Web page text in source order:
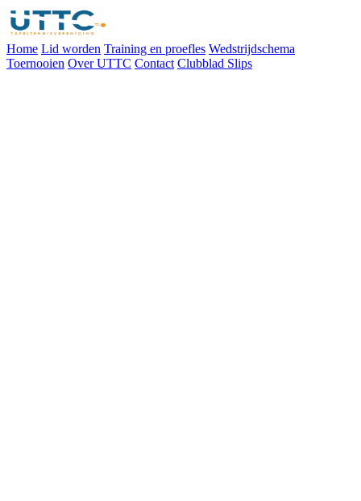
Home Lid worden Training en proefles Wedstrijdschema
Toernooien Over UTTC Contact Clubblad Slips